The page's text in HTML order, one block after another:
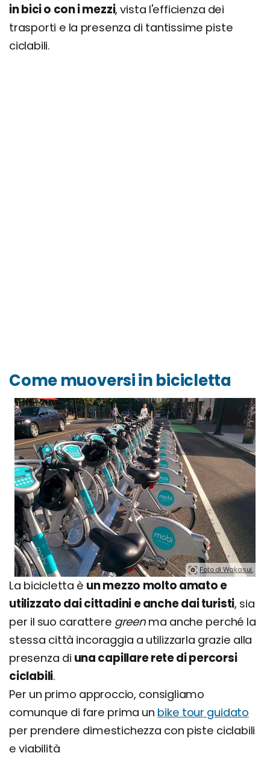
in bici o con i mezzi, vista l'efficienza dei
trasporti e la presenza di tantissime piste
ciclabili.
Come muoversi in bicicletta
Foto di Wakasui.
La bicicletta è un mezzo molto amato e
utilizzato dai cittadini e anche dai turisti, sia
per il suo carattere greenma anche perché la
stessa città incoraggia a utilizzarla grazie alla
presenza di una capillare rete di percorsi
ciclabili.
Per un primo approccio, consigliamo
comunque di fare prima un bike tour guidato
per prendere dimestichezza con piste ciclabili
e viabilità